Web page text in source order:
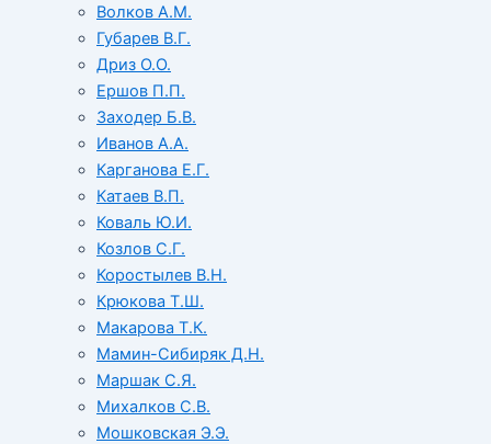
Волков А.М.
Губарев В.Г.
Дриз О.О.
Ершов П.П.
Заходер Б.В.
Иванов А.А.
Карганова Е.Г.
Катаев В.П.
Коваль Ю.И.
Козлов С.Г.
Коростылев В.Н.
Крюкова Т.Ш.
Макарова Т.К.
Мамин-Сибиряк Д.Н.
Маршак С.Я.
Михалков С.В.
Мошковская Э.Э.